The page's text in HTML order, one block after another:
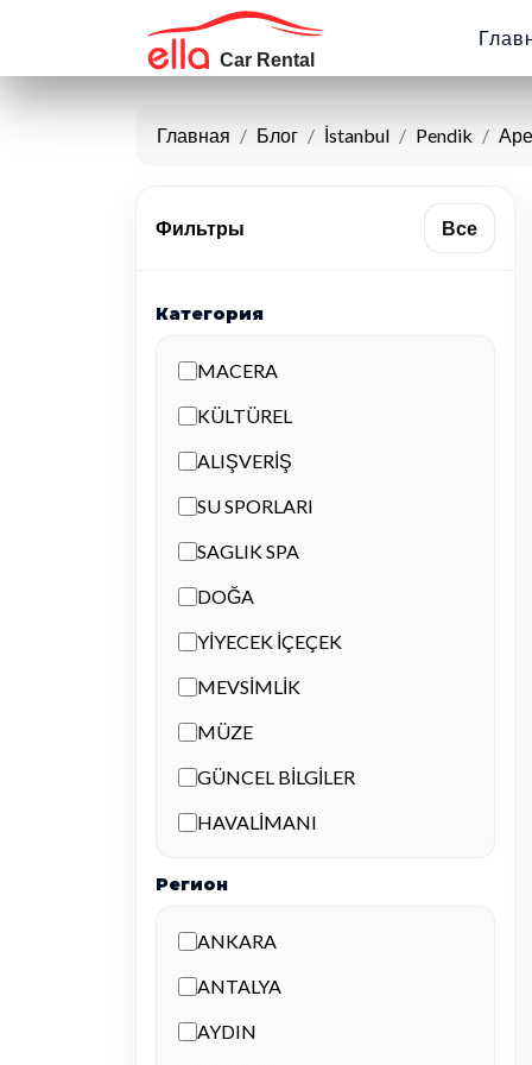
Главная Блог İstanbul Pendik
Фильтры Все
Категория
MACERA
KÜLTÜREL
ALIŞVERİŞ
SU SPORLARI
SAGLIK SPA
DOĞA
YİYECEK İÇEÇEK
MEVSİMLİK
MÜZE
GÜNCEL BİLGİLER
HAVALİMANI
Регион
ANKARA
ANTALYA
AYDIN